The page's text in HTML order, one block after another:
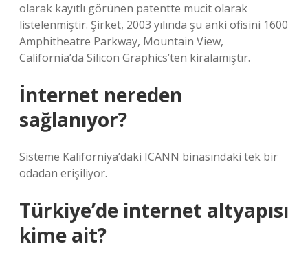
olarak kayıtlı görünen patentte mucit olarak
listelenmiştir. Şirket, 2003 yılında şu anki ofisini 1600
Amphitheatre Parkway, Mountain View,
California’da Silicon Graphics’ten kiralamıştır.
İnternet nereden
sağlanıyor?
Sisteme Kaliforniya’daki ICANN binasındaki tek bir
odadan erişiliyor.
Türkiye’de internet altyapısı
kime ait?